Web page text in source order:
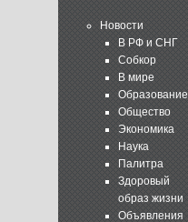
Новости
В РФ и СНГ
Собкор
В мире
Образование
Общество
Экономика
Наука
Палитра
Здоровый
образ жизни
Объявления